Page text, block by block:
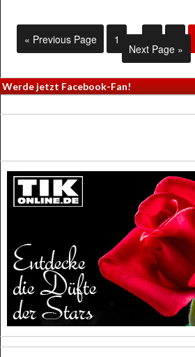
« Previous Page 1 …
Next Page »
Werde jetzt Facebook-Fan!